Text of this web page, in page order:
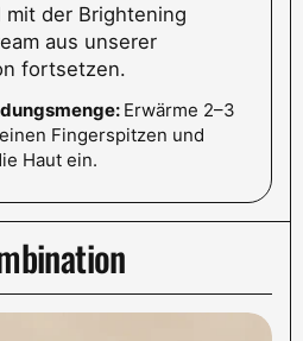
mit der Brightening
aus unserer
fortsetzen.
Erwärme 2–3
Fingerspitzen und
Haut ein.